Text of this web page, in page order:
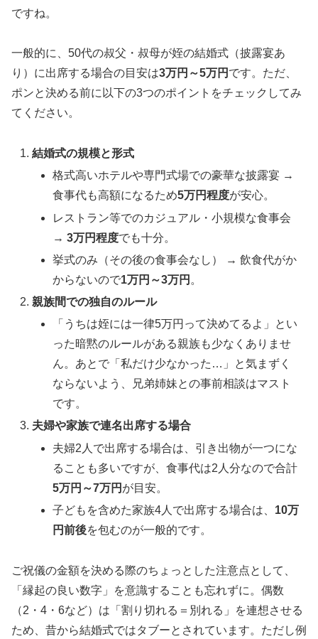
ですね。
一般的に、50代の叔父・叔母が姪の結婚式（披露宴あ
り）に出席する場合の目安は3万円～5万円 です。ただ、
ポンと決める前に以下の3つのポイントをチェックしてみ
てください。
結婚式の規模と形式
格式高いホテルや専門式場での豪華な披露宴 →
食事代も高額になるため5万円程度が安心。
レストラン等でのカジュアル・小規模な食事会
→3万円程度でも十分。
挙式のみ（その後の食事会なし） → 飲食代がか
からないので1万円～3万円 。
親族間での独自のルール
「うちは姪には一律5万円って決めてるよ」とい
った暗黙のルールがある親族も少なくありませ
ん。あとで「私だけ少なかった…」と気まずく
ならないよう、兄弟姉妹との事前相談はマスト
です。
夫婦や家族で連名出席する場合
夫婦2人で出席する場合は、引き出物が一つにな
ることも多いですが、食事代は2人分なので合計
5万円～7万円 が目安。
子どもを含めた家族4人で出席する場合は、 10万
円前後を包むのが一般的です。
ご祝儀の金額を決める際のちょっとした注意点として、
「縁起の良い数字」を意識することも忘れずに。偶数
（2・4・6など）は「割り切れる＝別れる」を連想させる
ため、昔から結婚式ではタブーとされています。ただし例